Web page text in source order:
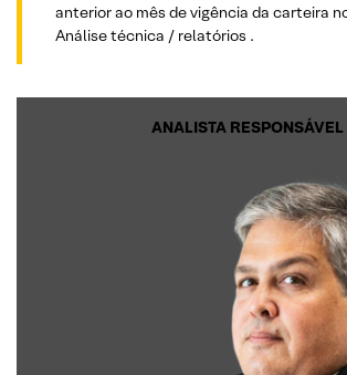
anterior ao mês de vigência da carteira
Análise técnica / relatórios .
ANALISTA RESPONSÁVEL